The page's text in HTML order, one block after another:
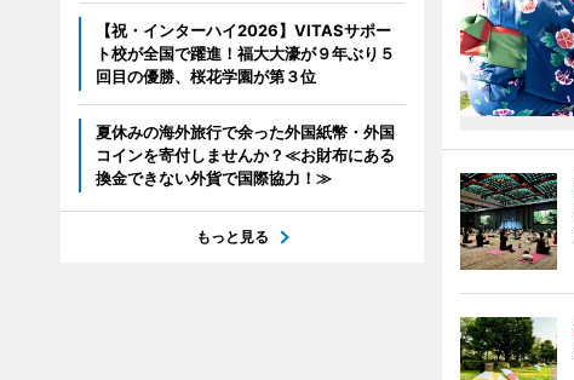
【祝・インターハイ2026】VITASサポー
ト校が全国で躍進！福大大濠が９年ぶり５
回目の優勝、桜花学園が第３位
夏休みの海外旅行で余った外国紙幣・外国
コインを寄付しませんか？≪お財布にある
換金できない外貨で国際協力！≫
もっと見る